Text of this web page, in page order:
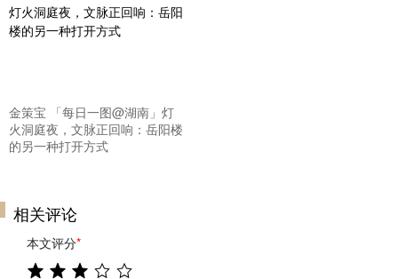
金策宝 「每日一图@湖南」灯
火洞庭夜，文脉正回响：岳阳楼
的另一种打开方式
相关评论
本文评分*